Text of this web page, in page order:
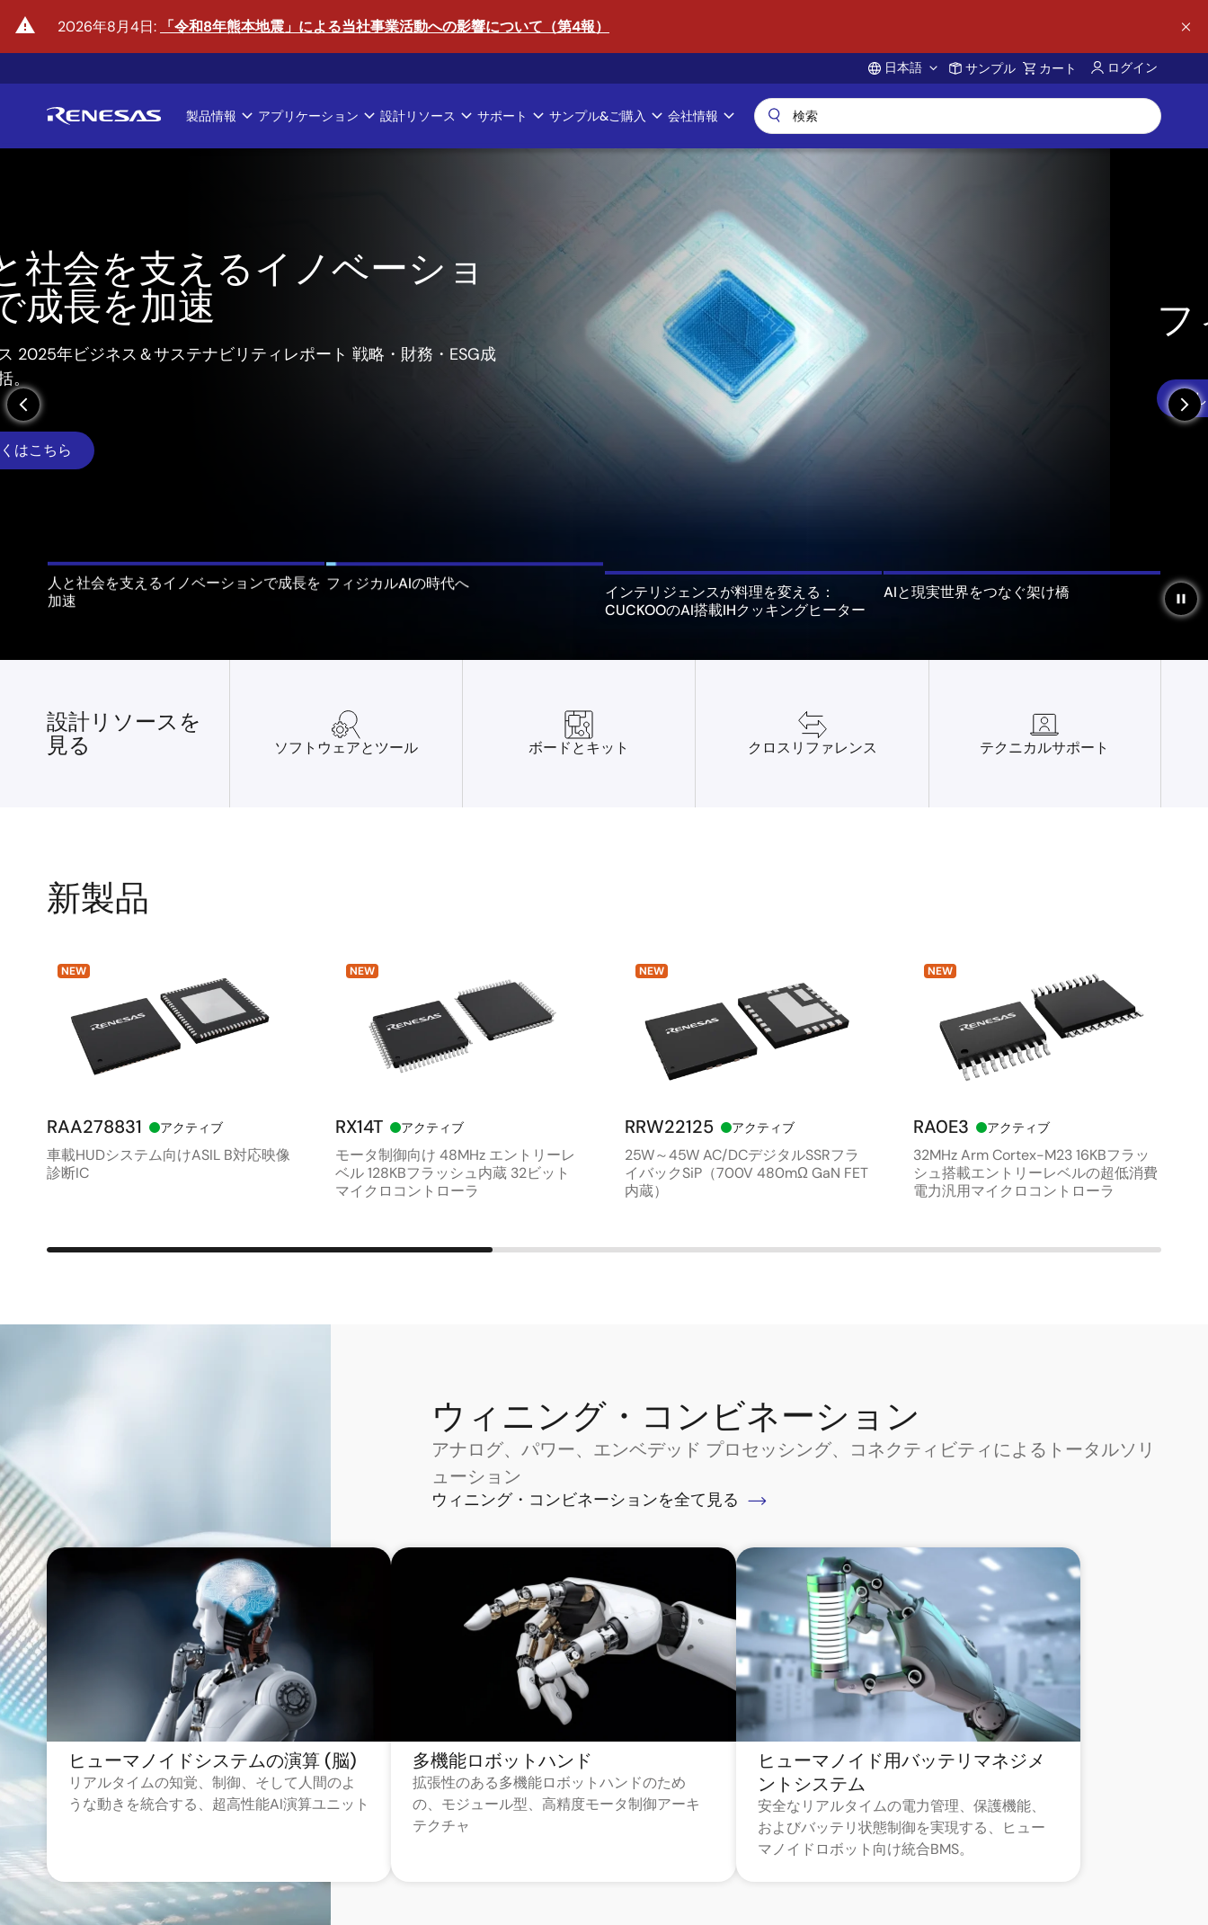
ン
warning 2026年8月4日: 「令和8年熊本地震」による当社事業活動への影響について（第4報）
Account
日本語 サンプル カート ログイン
Main
製品情報 アプリケーション 設計リソース サポート サンプル&ご購入 会社情報
arrow_back_ios_new
フィジカルAIの時代へ
arrow_forward_ios
人と社会を支えるイノベーションで成長を
加速
フィジカルAIの時代へ
インテリジェンスが料理を変える：
CUCKOOのAI搭載IHクッキングヒーター
AIと現実世界をつなぐ架け橋 pause
設計リソースを
見る
ソフトウェアとツール ボードとキット クロスリファレンス テクニカルサポート
新製品
NEW
RAA278831 アクティブ
車載HUDシステム向けASIL B対応映像
診断IC
NEW
RX14T アクティブ
モータ制御向け 48MHz エントリーレ
ベル 128KBフラッシュ内蔵 32ビット
マイクロコントローラ
NEW
RRW22125 アクティブ
25W～45W AC/DCデジタルSSRフラ
イバックSiP（700V 480mΩ GaN FET
内蔵）
NEW
RA0E3 アクティブ
32MHz Arm Cortex-M23 16KBフラッ
シュ搭載エントリーレベルの超低消費
電力汎用マイクロコントローラ
ウィニング・コンビネーション
アナログ、パワー、エンベデッド プロセッシング、コネクティビティによるトータルソリ
ューション
ウィニング・コンビネーションを全て見る
ヒューマノイドシステムの演算 (脳)
リアルタイムの知覚、制御、そして人間のよ
うな動きを統合する、超高性能AI演算ユニット
多機能ロボットハンド
拡張性のある多機能ロボットハンドのため
の、モジュール型、高精度モータ制御アーキ
テクチャ
ヒューマノイド用バッテリマネジメ
ントシステム
安全なリアルタイムの電力管理、保護機能、
およびバッテリ状態制御を実現する、ヒュー
マノイドロボット向け統合BMS。